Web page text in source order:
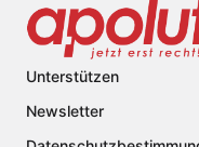
Unterstützen
Newsletter